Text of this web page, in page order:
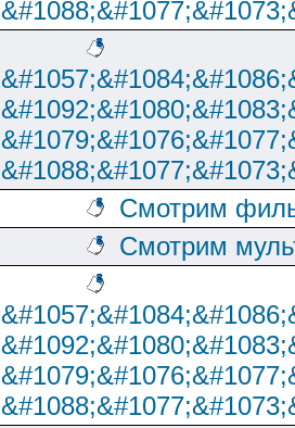
Смотрим
Смотрим